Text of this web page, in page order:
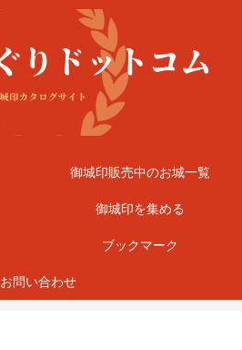
御城印販売中のお城一覧
御城印を集める
ブックマーク
お問い合わせ